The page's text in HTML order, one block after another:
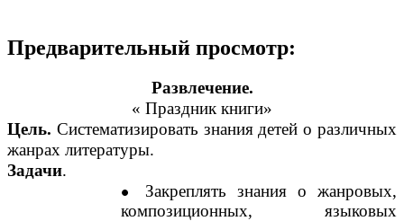
Предварительный просмотр:
Развлечение.
« Праздник книги»
Цель. Систематизировать знания детей о различных
жанрах литературы.
Задачи.
Закреплять знания о жанровых,
композиционных, языковых